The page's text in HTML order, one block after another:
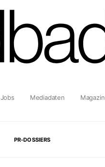
Jobs Mediadaten Magazin
PR-DOSSIERS